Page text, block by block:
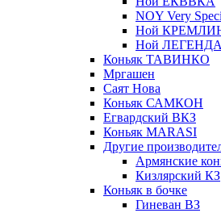
NOY Very
Ной
Ной ЛЕГЕНДА
Коньяк ТАВИНКО
Мргашен
Саят Нова
Коньяк САМКОН
Егвардский ВКЗ
Коньяк MARASI
Другие
Армянские
Кизлярский КЗ
Коньяк в бочке
Гиневан ВЗ